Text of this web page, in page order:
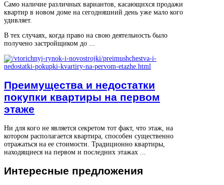
Само наличие различных вариантов, касающихся продажи
квартир в новом доме на сегодняшний день уже мало кого
удивляет.
В тех случаях, когда право на свою деятельность было
получено застройщиком до ...
Преимущества и недостатки
покупки квартиры на первом
этаже
Ни для кого не является секретом тот факт, что этаж, на
котором располагается квартира, способен существенно
отражаться на ее стоимости. Традиционно квартиры,
находящиеся на первом и последних этажах ...
Интересные предложения